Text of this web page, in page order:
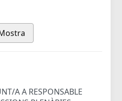
A A RESPONSABLE